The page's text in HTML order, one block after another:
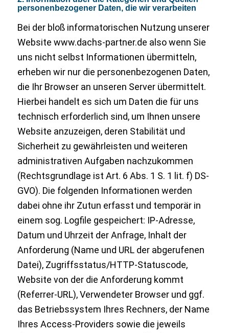
personenbezogener Daten, die wir verarbeiten
Bei der bloß informatorischen Nutzung unserer
Website www.dachs-partner.de also wenn Sie
uns nicht selbst Informationen übermitteln,
erheben wir nur die personenbezogenen Daten,
die Ihr Browser an unseren Server übermittelt.
Hierbei handelt es sich um Daten die für uns
technisch erforderlich sind, um Ihnen unsere
Website anzuzeigen, deren Stabilität und
Sicherheit zu gewährleisten und weiteren
administrativen Aufgaben nachzukommen
(Rechtsgrundlage ist Art. 6 Abs. 1 S. 1 lit. f) DS-
GVO). Die folgenden Informationen werden
dabei ohne ihr Zutun erfasst und temporär in
einem sog. Logfile gespeichert: IP-Adresse,
Datum und Uhrzeit der Anfrage, Inhalt der
Anforderung (Name und URL der abgerufenen
Datei), Zugriffsstatus/HTTP-Statuscode,
Website von der die Anforderung kommt
(Referrer-URL), Verwendeter Browser und ggf.
das Betriebssystem Ihres Rechners, der Name
Ihres Access-Providers sowie die jeweils